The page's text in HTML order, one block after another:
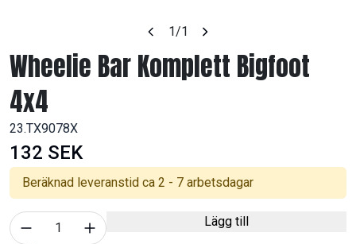
1/1
Wheelie Bar Komplett Bigfoot
4x4
23.TX9078X
132 SEK
Beräknad leveranstid ca 2 - 7 arbetsdagar
Välj antal
1 Lägg till